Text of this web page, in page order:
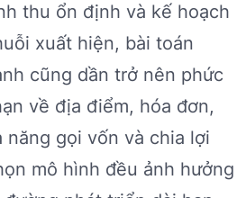
thu ổn định và kế hoạch
xuất hiện, bài toán
cũng dần trở nên phức
về địa điểm, hóa đơn,
gọi vốn và chia lợi
mô hình đều ảnh hưởng